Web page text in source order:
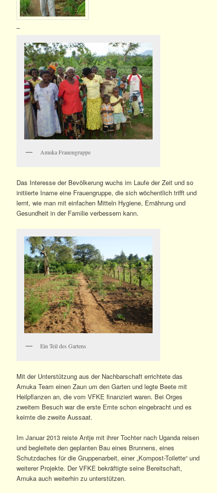
–
Amuka Frauengruppe
Das Interesse der Bevölkerung wuchs im Laufe der Zeit und so
initiierte Iname eine Frauengruppe, die sich wöchentlich trifft und
lernt, wie man mit einfachen Mitteln Hygiene, Ernährung und
Gesundheit in der Familie verbessern kann.
Ein Teil des Gartens
Mit der Unterstützung aus der Nachbarschaft errichtete das
Amuka Team einen Zaun um den Garten und legte Beete mit
Heilpflanzen an, die vom VFKE finanziert waren. Bei Orges
zweitem Besuch war die erste Ernte schon eingebracht und es
keimte die zweite Aussaat.
Im Januar 2013 reiste Antje mit ihrer Tochter nach Uganda reisen
und begleitete den geplanten Bau eines Brunnens, eines
Schutzdaches für die Gruppenarbeit, einer „Kompost-Toilette“ und
weiterer Projekte. Der VFKE bekräftigte seine Bereitschaft,
Amuka auch weiterhin zu unterstützen.